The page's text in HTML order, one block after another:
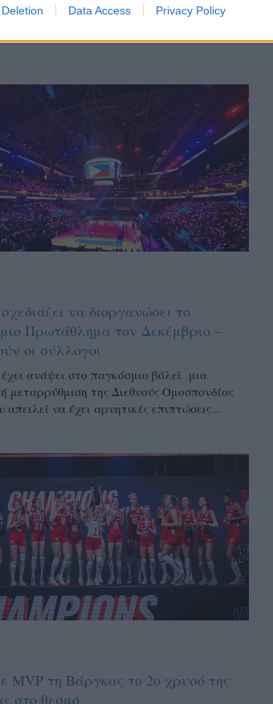
Data Access Privacy Policy
να διοργανώσει το
Πρωτάθλημα τον Δεκέμβριο –
οι σύλλογοι
έχει ανάψει στο παγκόσμιο βόλεϊ μια
μεταρρύθμιση της Διεθνούς Ομοσπονδίας
απειλεί να έχει αρνητικές επιπτώσεις...
MVP τη Βάργκας το 2ο χρυσό της
στο θεσμό